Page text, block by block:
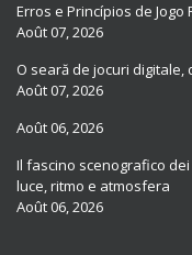
Erros e Princípios de
Août 07, 2026
O seară de jocuri
Août 07, 2026
Août 06, 2026
Il fascino scenografico
luce, ritmo e atmosfera
Août 06, 2026